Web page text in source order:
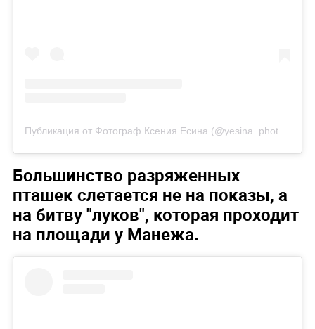
Публикация от Фотограф Ксения Есина (@yesina_photo)
Большинство разряженных
пташек слетается не на показы, а
на битву "луков", которая проходит
на площади у Манежа.